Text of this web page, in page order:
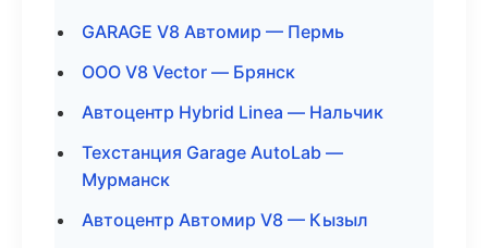
GARAGE V8 Автомир — Пермь
ООО V8 Vector — Брянск
Автоцентр Hybrid Linea — Нальчик
Техстанция Garage AutoLab —
Мурманск
Автоцентр Автомир V8 — Кызыл